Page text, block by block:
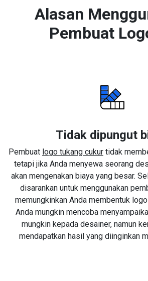
Alasan
Pembuat
Tidak dipungut
Pembuat logo tukang cukur tidak
tetapi jika Anda menyewa seorang
akan mengenakan biaya yang besar.
disarankan untuk menggunakan
memungkinkan Anda membentuk
Anda mungkin mencoba
mungkin kepada desainer, namun
mendapatkan hasil yang diinginkan